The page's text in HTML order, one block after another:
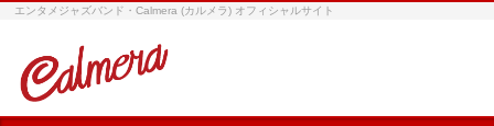
エンタメジャズバンド・Calmera (カルメラ) オフィシャルサイト